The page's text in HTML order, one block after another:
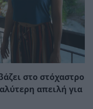
στο στόχαστρο
απειλή για